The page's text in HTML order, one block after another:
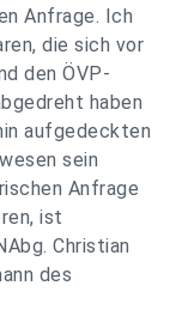
Anfrage. Ich
die sich vor
den ÖVP-
haben
aufgedeckten
sein
Anfrage
ist
Christian
des